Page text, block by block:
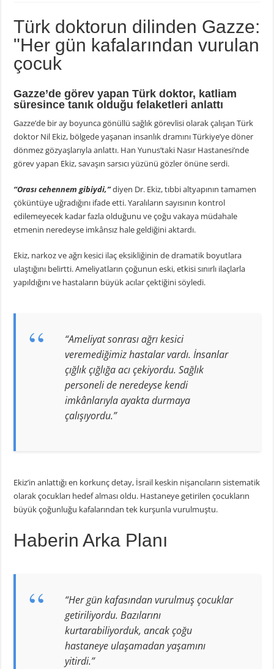
Türk doktorun dilinden Gazze:
"Her gün kafalarından vurulan
çocuk
Gazze’de görev yapan Türk doktor, katliam
süresince tanık olduğu felaketleri anlattı
Gazze’de bir ay boyunca gönüllü sağlık görevlisi olarak çalışan Türk
doktor Nil Ekiz, bölgede yaşanan insanlık dramını Türkiye’ye döner
dönmez gözyaşlarıyla anlattı. Han Yunus’taki Nasır Hastanesi’nde
görev yapan Ekiz, savaşın sarsıcı yüzünü gözler önüne serdi.
“Orası cehennem gibiydi,”diyen Dr. Ekiz, tıbbi altyapının tamamen
çöküntüye uğradığını ifade etti. Yaralıların sayısının kontrol
edilemeyecek kadar fazla olduğunu ve çoğu vakaya müdahale
etmenin neredeyse imkânsız hale geldiğini aktardı.
Ekiz, narkoz ve ağrı kesici ilaç eksikliğinin de dramatik boyutlara
ulaştığını belirtti. Ameliyatların çoğunun eski, etkisi sınırlı ilaçlarla
yapıldığını ve hastaların büyük acılar çektiğini söyledi.
“Ameliyat sonrası ağrı kesici
veremediğimiz hastalar vardı. İnsanlar
çığlık çığlığa acı çekiyordu. Sağlık
personeli de neredeyse kendi
imkânlarıyla ayakta durmaya
çalışıyordu.”
Ekiz’in anlattığı en korkunç detay, İsrail keskin nişancıların sistematik
olarak çocukları hedef alması oldu. Hastaneye getirilen çocukların
büyük çoğunluğu kafalarından tek kurşunla vurulmuştu.
Haberin Arka Planı
“Her gün kafasından vurulmuş çocuklar
getiriliyordu. Bazılarını
kurtarabiliyorduk, ancak çoğu
hastaneye ulaşamadan yaşamını
yitirdi.”